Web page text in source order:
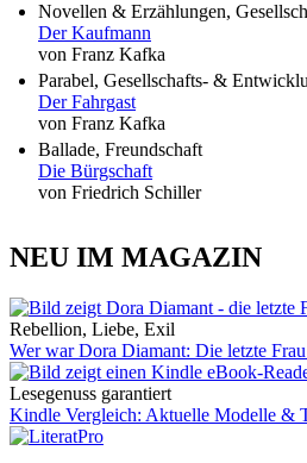
Novellen & Erzählungen,
Der Kaufmann
von Franz Kafka
Parabel, Gesellschafts- &
Der Fahrgast
von Franz Kafka
Ballade, Freundschaft
Die Bürgschaft
von Friedrich Schiller
NEU IM MAGAZIN
Rebellion, Liebe, Exil
Wer war Dora Diamant: Die letzte
Lesegenuss garantiert
Kindle Vergleich: Aktuelle Modelle &